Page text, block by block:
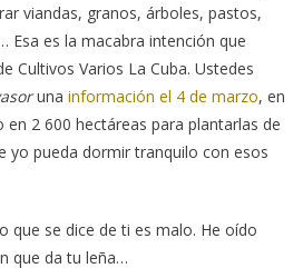
viandas, granos, árboles, pastos,
Esa es la macabra intención que
Cultivos Varios La Cuba. Ustedes
una información el 4 de marzo, en
en 2 600 hectáreas para plantarlas de
yo pueda dormir tranquilo con esos
que se dice de ti es malo. He oído
que da tu leña…